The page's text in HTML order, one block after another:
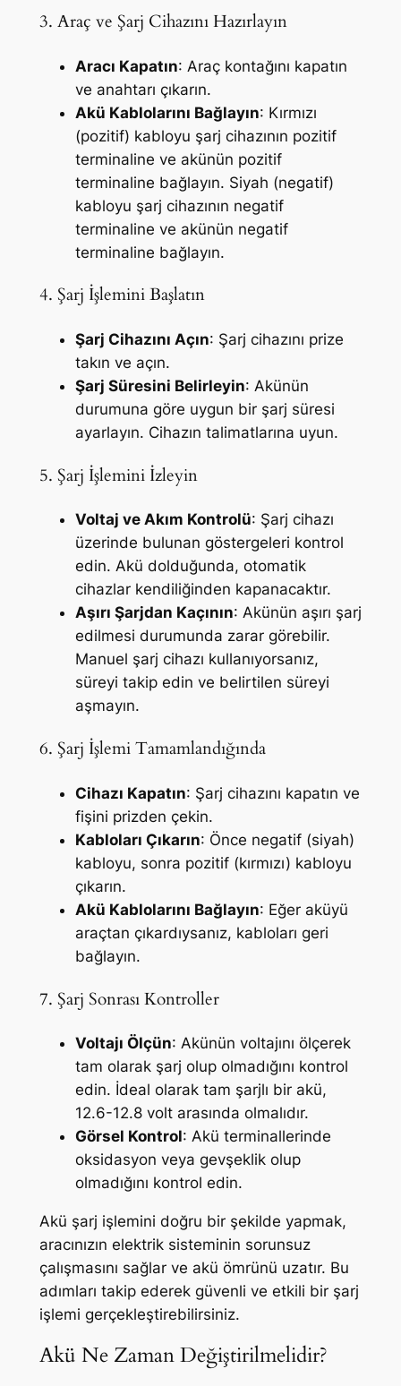
3. Araç ve Şarj Cihazını Hazırlayın
Aracı Kapatın: Araç kontağını kapatın
ve anahtarı çıkarın.
Akü Kablolarını Bağlayın: Kırmızı
(pozitif) kabloyu şarj cihazının pozitif
terminaline ve akünün pozitif
terminaline bağlayın. Siyah (negatif)
kabloyu şarj cihazının negatif
terminaline ve akünün negatif
terminaline bağlayın.
4. Şarj İşlemini Başlatın
Şarj Cihazını Açın: Şarj cihazını prize
takın ve açın.
Şarj Süresini Belirleyin: Akünün
durumuna göre uygun bir şarj süresi
ayarlayın. Cihazın talimatlarına uyun.
5. Şarj İşlemini İzleyin
Voltaj ve Akım Kontrolü: Şarj cihazı
üzerinde bulunan göstergeleri kontrol
edin. Akü dolduğunda, otomatik
cihazlar kendiliğinden kapanacaktır.
Aşırı Şarjdan Kaçının: Akünün aşırı şarj
edilmesi durumunda zarar görebilir.
Manuel şarj cihazı kullanıyorsanız,
süreyi takip edin ve belirtilen süreyi
aşmayın.
6. Şarj İşlemi Tamamlandığında
Cihazı Kapatın: Şarj cihazını kapatın ve
fişini prizden çekin.
Kabloları Çıkarın: Önce negatif (siyah)
kabloyu, sonra pozitif (kırmızı) kabloyu
çıkarın.
Akü Kablolarını Bağlayın: Eğer aküyü
araçtan çıkardıysanız, kabloları geri
bağlayın.
7. Şarj Sonrası Kontroller
Voltajı Ölçün: Akünün voltajını ölçerek
tam olarak şarj olup olmadığını kontrol
edin. İdeal olarak tam şarjlı bir akü,
12.6-12.8 volt arasında olmalıdır.
Görsel Kontrol: Akü terminallerinde
oksidasyon veya gevşeklik olup
olmadığını kontrol edin.
Akü şarj işlemini doğru bir şekilde yapmak,
aracınızın elektrik sisteminin sorunsuz
çalışmasını sağlar ve akü ömrünü uzatır. Bu
adımları takip ederek güvenli ve etkili bir şarj
işlemi gerçekleştirebilirsiniz.
Akü Ne Zaman Değiştirilmelidir?